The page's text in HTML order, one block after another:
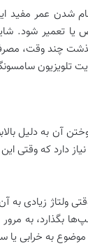
عمر مفید
تعمیر شود.
چند وقت،
آن به دلیل
دارد که وقتی
زیادی به
بگذارد، به
موضوع به خرابی